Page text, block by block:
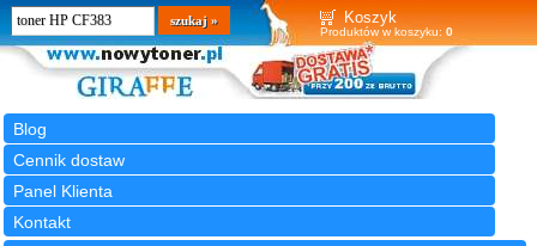
Koszyk
Produktów w koszyku: 0
Blog
Cennik dostaw
Panel Klienta
Kontakt
Wyszukiwarka
szukaj